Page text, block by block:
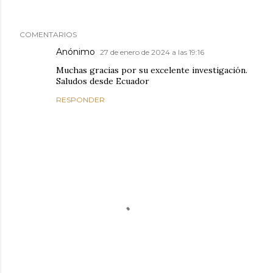
COMENTARIOS
Anónimo 27 de enero de 2024 a las 19:16
Muchas gracias por su excelente investigación.
Saludos desde Ecuador
RESPONDER